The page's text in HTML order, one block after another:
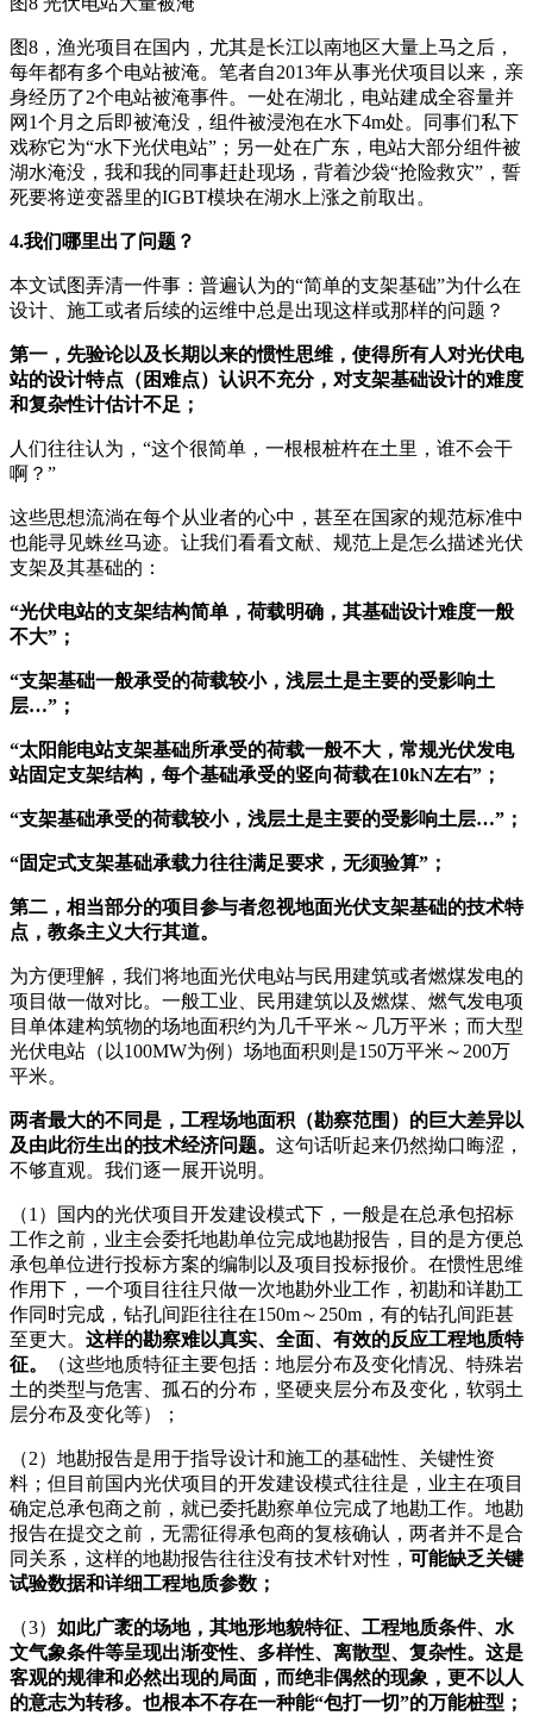
图8，渔光项目在国内，尤其是长江以南地区大量上马之后，
每年都有多个电站被淹。笔者自2013年从事光伏项目以来，亲
身经历了2个电站被淹事件。一处在湖北，电站建成全容量并
网1个月之后即被淹没，组件被浸泡在水下4m处。同事们私下
戏称它为“水下光伏电站”；另一处在广东，电站大部分组件被
湖水淹没，我和我的同事赶赴现场，背着沙袋“抢险救灾”，誓
死要将逆变器里的IGBT模块在湖水上涨之前取出。
4.我们哪里出了问题？
本文试图弄清一件事：普遍认为的“简单的支架基础”为什么在
设计、施工或者后续的运维中总是出现这样或那样的问题？
第一，先验论以及长期以来的惯性思维，使得所有人对光伏电
站的设计特点（困难点）认识不充分，对支架基础设计的难度
和复杂性计估计不足；
人们往往认为，“这个很简单，一根根桩杵在土里，谁不会干
啊？”
这些思想流淌在每个从业者的心中，甚至在国家的规范标准中
也能寻见蛛丝马迹。让我们看看文献、规范上是怎么描述光伏
支架及其基础的：
“光伏电站的支架结构简单，荷载明确，其基础设计难度一般
不大”；
“支架基础一般承受的荷载较小，浅层土是主要的受影响土
层…”；
“太阳能电站支架基础所承受的荷载一般不大，常规光伏发电
站固定支架结构，每个基础承受的竖向荷载在10kN左右”；
“支架基础承受的荷载较小，浅层土是主要的受影响土层…”；
“固定式支架基础承载力往往满足要求，无须验算”；
第二，相当部分的项目参与者忽视地面光伏支架基础的技术特
点，教条主义大行其道。
为方便理解，我们将地面光伏电站与民用建筑或者燃煤发电的
项目做一做对比。一般工业、民用建筑以及燃煤、燃气发电项
目单体建构筑物的场地面积约为几千平米～几万平米；而大型
光伏电站（以100MW为例）场地面积则是150万平米～200万
平米。
两者最大的不同是，工程场地面积（勘察范围）的巨大差异以
及由此衍生出的技术经济问题。 这句话听起来仍然拗口晦涩，
不够直观。我们逐一展开说明。
（1）国内的光伏项目开发建设模式下，一般是在总承包招标
工作之前，业主会委托地勘单位完成地勘报告，目的是方便总
承包单位进行投标方案的编制以及项目投标报价。在惯性思维
作用下，一个项目往往只做一次地勘外业工作，初勘和详勘工
作同时完成，钻孔间距往往在150m～250m，有的钻孔间距甚
至更大。 这样的勘察难以真实、全面、有效的反应工程地质特
征。
（这些地质特征主要包括：地层分布及变化情况、特殊岩
土的类型与危害、孤石的分布，坚硬夹层分布及变化，软弱土
层分布及变化等）；
（2）地勘报告是用于指导设计和施工的基础性、关键性资
料；但目前国内光伏项目的开发建设模式往往是，业主在项目
确定总承包商之前，就已委托勘察单位完成了地勘工作。地勘
报告在提交之前，无需征得承包商的复核确认，两者并不是合
同关系，这样的地勘报告往往没有技术针对性， 可能缺乏关键
试验数据和详细工程地质参数；
（3） 如此广袤的场地，其地形地貌特征、工程地质条件、水
文气象条件等呈现出渐变性、多样性、离散型、复杂性。这是
客观的规律和必然出现的局面，而绝非偶然的现象，更不以人
的意志为转移。也根本不存在一种能“包打一切”的万能桩型；